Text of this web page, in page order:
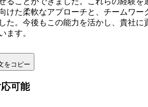
けた柔軟なアプローチと、チームワー
た。今後もこの能力を活かし、貴社に
ます。
をコピー
可能